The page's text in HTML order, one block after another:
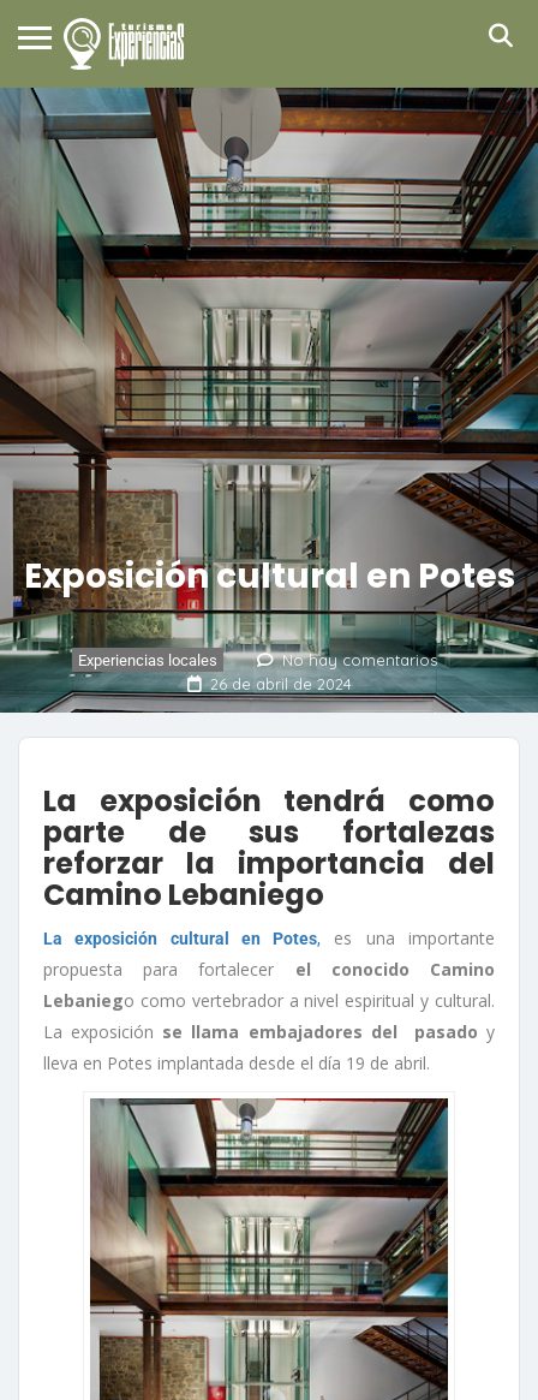
Exposición cultural en Potes
Experiencias locales
No hay comentarios
26 de abril de 2024
La exposición tendrá como
parte de sus fortalezas
reforzar la importancia del
Camino Lebaniego
La exposición cultural en Potes,
es una importante
propuesta para fortalecer el conocido Camino
Lebaniego como vertebrador a nivel espiritual y cultural.
La exposición se llama embajadores del pasado y
lleva en Potes implantada desde el día 19 de abril.